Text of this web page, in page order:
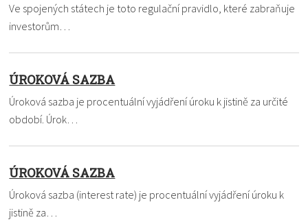
Ve spojených státech je toto regulační pravidlo, které zabraňuje
investorům…
ÚROKOVÁ SAZBA
Úroková sazba je procentuální vyjádření úroku k jistině za určité
období. Úrok…
ÚROKOVÁ SAZBA
Úroková sazba (interest rate) je procentuální vyjádření úroku k
jistině za…